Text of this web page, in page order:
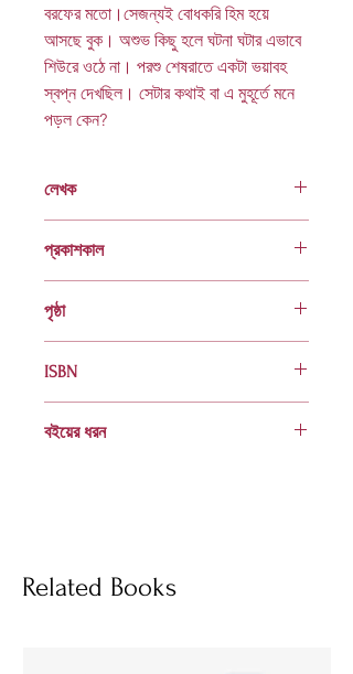
বরফের মতো।সেজন্যই বোধকরি হিম হয়ে
আসছে বুক। অশুভ কিছু হলে ঘটনা ঘটার এভাবে
শিউরে ওঠে না। পরশু শেষরাতে একটা ভয়াবহ
স্বপ্ন দেখছিল। সেটার কথাই বা এ মুহূর্তে মনে
পড়ল কেন?
লেখক
প্রকাশকাল
পৃষ্ঠা
ISBN
বইয়ের ধরন
Related Books